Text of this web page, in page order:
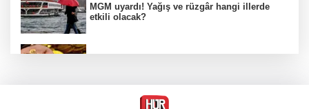
MGM uyardı! Yağış ve rüzgâr hangi illerde
etkili olacak?